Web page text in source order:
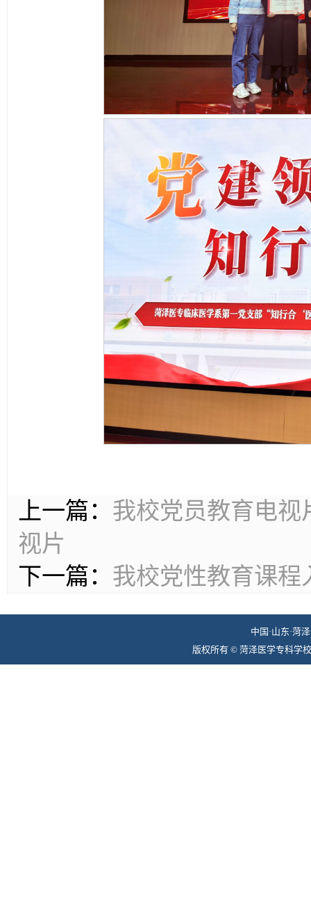
上一篇： 我校党员教育电视
视片
下一篇： 我校党性教育课程
中国·山东·菏
版权所有 © 菏泽医学专科学